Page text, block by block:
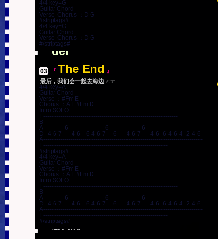
d
』
我的矛盾，我的恨
10.中 『
White whitE wHiTe WhItE
死了地球上最后一个医生|谁入地狱)
11.s 中 『
A Newborn Baby Sleep Talkin
g About The Dream Through
Life
』
赤子呓语一生梦 4'35''
- D (1)
12.中 『
Truth|事实的真相)
明天以后
view all tab from this LP in 1 page
来自乌鸦谷地牢的死亡风之回响
08. s
Expectation · Quiet Dying Tin
der
期许 · 静灭之火
5'14''
- C (4)
09 .s
Still Alive · Enjoy This Mome
nt
尚活 · 尽享此刻
10. 中
Halo Rings · Love Conquers
All
』 (Dream Implies|梦的启示)
光晕 · 爱能攻克一切 4'46''
11.EN 『Lost In the Valley Crow
4/4 key=G
Guitar Chord
Verse  Chorus ：D G
#striptags#
4/4 key=G
Guitar Chord
Verse  Chorus ：D G
#/striptags#
03. 『 The End 』
最后，我们会一起去海边 6'13''
4/4 key=A
Guitar Chord
Verse ：#Fm E
Chorus ：A E #Fm D
Intro SOLO
E---------------------------------------------------------------------
B--------------------------------------------------------------------------------------
A-----------6-------------------6-----------------6-----------------------------------
D--4-6-7-----4-6---6-4-6-7----6-----4-6-7-----4-6--6-4-6-4--2-4-6---------
A----------------------------------------------------------------------------------
E----------------------------------------------------------------
#striptags#
4/4 key=A
Guitar Chord
Verse ：#Fm E
Chorus ：A E #Fm D
Intro SOLO
E---------------------------------------------------------------------
B--------------------------------------------------------------------------------------
A-----------6-------------------6-----------------6-----------------------------------
D--4-6-7-----4-6---6-4-6-7----6-----4-6-7-----4-6--6-4-6-4--2-4-6---------
A----------------------------------------------------------------------------------
E----------------------------------------------------------------
#/striptags#